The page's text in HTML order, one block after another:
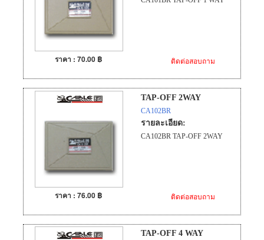
ราคา : 70.00 ฿ ติดต่อสอบถาม
TAP-OFF 2WAY
CA102BR
รายละเอียด:
CA102BR TAP-OFF 2WAY
ราคา : 76.00 ฿ ติดต่อสอบถาม
TAP-OFF 4 WAY